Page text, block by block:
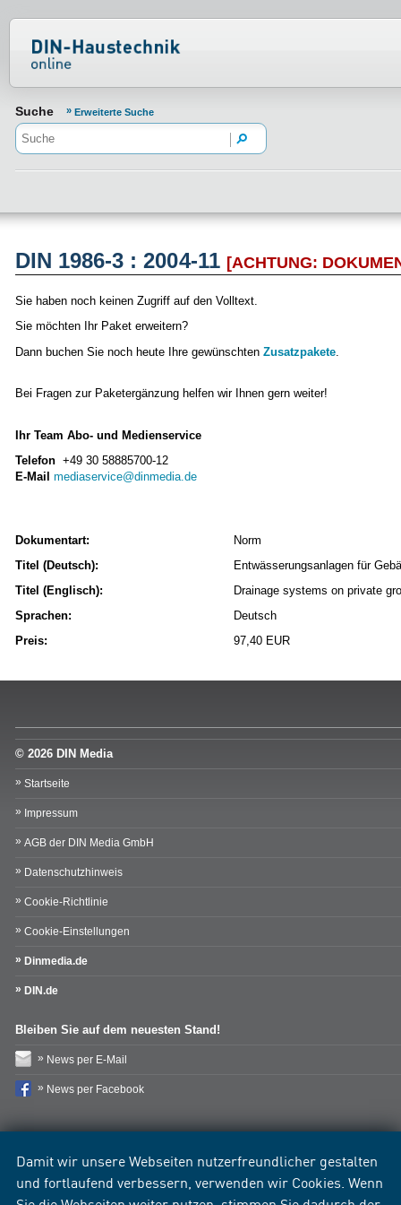
Damit wir unsere Webseiten nutzerfreundlicher gestalten
und fortlaufend verbessern, verwenden wir Cookies. Wenn
Suche Erweiterte Suche
DIN 1986-3 : 2004-11 [ACHTUNG:
Sie haben noch keinen Zugriff auf den Volltext.
Sie möchten Ihr Paket erweitern?
Dann buchen Sie noch heute Ihre gewünschten Zusatzpakete
Bei Fragen zur Paketergänzung helfen wir Ihnen gern weiter!
Ihr Team Abo- und Medienservice
Telefon +49 30 58885700-12
E-Mail mediaservice@dinmedia.de
Dokumentart:
Norm
Titel (Deutsch):
Entwässerungsanlagen für
Titel (Englisch):
Drainage systems on private
Sprachen:
Deutsch
Preis:
97,40 EUR
© 2026 DIN Media
Startseite
Impressum
AGB der DIN Media GmbH
Datenschutzhinweis
Cookie-Richtlinie
Cookie-Einstellungen
Dinmedia.de
DIN.de
Bleiben Sie auf dem neuesten Stand!
News per E-Mail
News per Facebook